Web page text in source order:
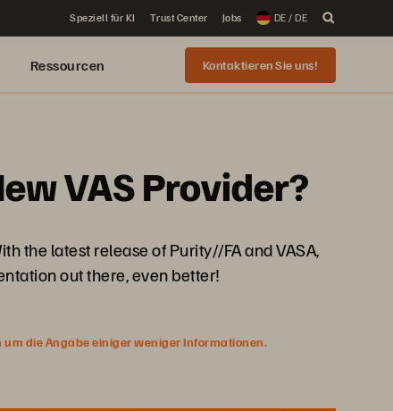
Speziell für KI Trust Center Jobs DE / DE
Ressourcen Kontaktieren Sie uns!
VAS Provider?
the latest release of Purity//FA and VASA,
out there, even better!
die Angabe einiger weniger Informationen.